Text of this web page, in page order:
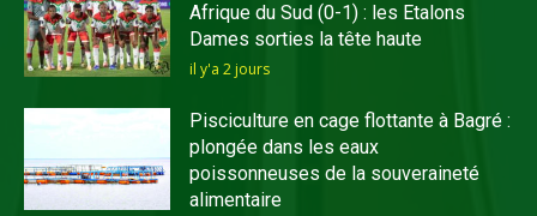
Afrique du Sud (0-1) : les Etalons
Dames sorties la tête haute
il y'a 2 jours
Pisciculture en cage flottante à Bagré :
plongée dans les eaux
poissonneuses de la souveraineté
alimentaire